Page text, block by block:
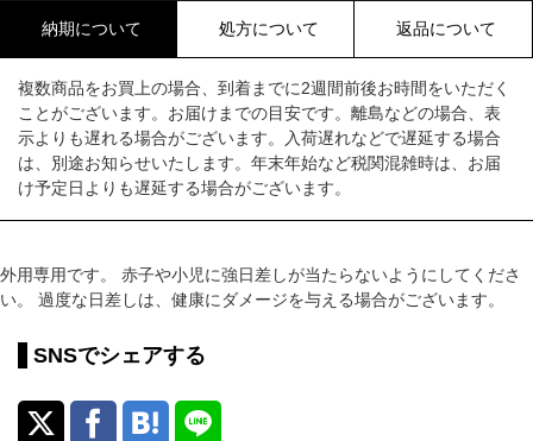
納期について 処方について 返品について
複数商品をお買上の場合、到着までに2週間前後お時間をいただく
ことがございます。お届けまでの目安です。離島などの場合、表
示よりも遅れる場合がございます。入荷遅れなどで遅延する場合
は、別途お知らせいたします。年末年始など税関混雑時は、お届
け予定日よりも遅延する場合がございます。
外用専用です。 赤子や小児に強日差しが当たらないようにしてくださ
い。 過度な日差しは、健康にダメージを与える場合がございます。
SNSでシェアする